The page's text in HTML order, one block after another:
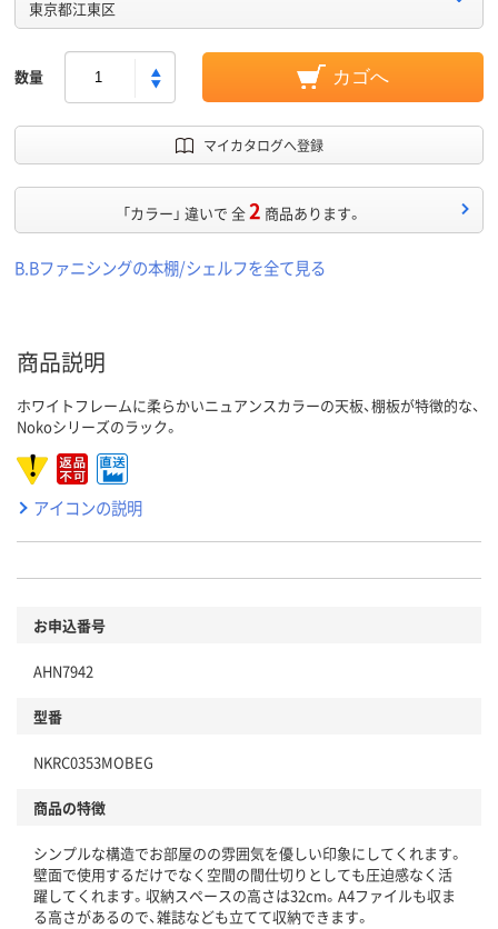
東京都江東区
数量 カゴへ
マイカタログへ登録
「カラー」 違いで 全2 商品あります。
B.Bファニシングの本棚/シェルフを全て見る
商品説明
ホワイトフレームに柔らかいニュアンスカラーの天板、棚板が特徴的な、
Nokoシリーズのラック。
アイコンの説明
お申込番号
AHN7942
型番
NKRC0353MOBEG
商品の特徴
シンプルな構造でお部屋のの雰囲気を優しい印象にしてくれます。
壁面で使用するだけでなく空間の間仕切りとしても圧迫感なく活
躍してくれます。収納スペースの高さは32cm。A4ファイルも収ま
る高さがあるので、雑誌なども立てて収納できます。